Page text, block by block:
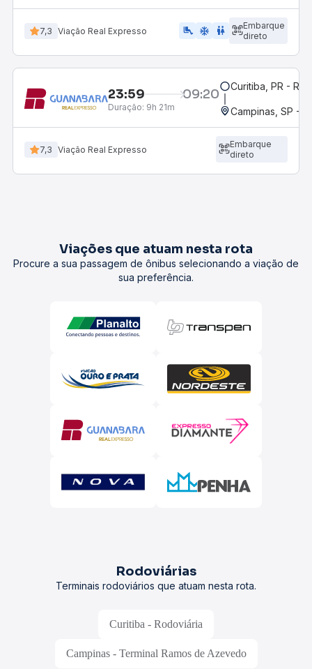
7,3 Viação Real Expresso airline_seat_legroom_extra ac_unit wc
Embarque
direto
23:59 09:20
Duração: 9h 21m
Curitiba, PR -
Campinas, SP -
7,3 Viação Real Expresso
Embarque
direto
Viações que atuam nesta rota
Procure a sua passagem de ônibus selecionando a viação de
sua preferência.
Rodoviárias
Terminais rodoviários que atuam nesta rota.
Curitiba - Rodoviária
Campinas - Terminal Ramos de Azevedo